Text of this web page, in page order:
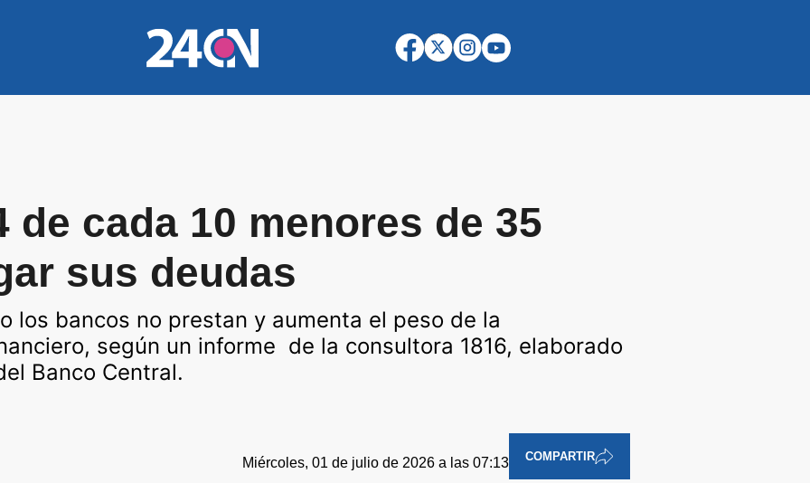
cada 10 menores de 35
sus deudas
los bancos no prestan y aumenta el peso de la
según un informe de la consultora 1816, elaborado
Banco Central.
Miércoles, 01 de julio de 2026 a las 07:13 COMPARTIR